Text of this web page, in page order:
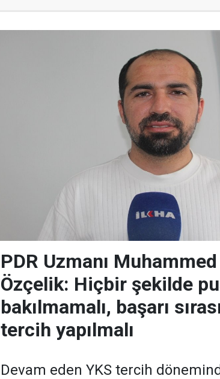
PDR Uzmanı
Özçelik: Hiçbir şekilde
bakılmamalı, başarı
tercih yapılmalı
Devam eden YKS tercih